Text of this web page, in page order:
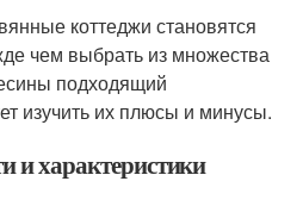
коттеджи становятся
чем выбрать из множества
подходящий
изучить их плюсы и минусы.
и характеристики